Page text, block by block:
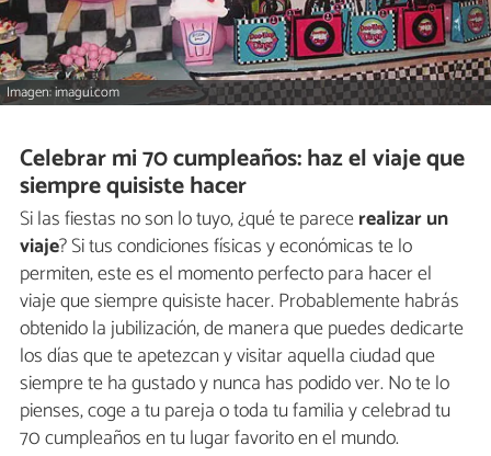
Imagen: imagui.com
Celebrar mi 70 cumpleaños: haz el viaje que
siempre quisiste hacer
Si las fiestas no son lo tuyo, ¿qué te parecerealizar un
viaje? Si tus condiciones físicas y económicas te lo
permiten, este es el momento perfecto para hacer el
viaje que siempre quisiste hacer. Probablemente habrás
obtenido la jubilización, de manera que puedes dedicarte
los días que te apetezcan y visitar aquella ciudad que
siempre te ha gustado y nunca has podido ver. No te lo
pienses, coge a tu pareja o toda tu familia y celebrad tu
70 cumpleaños en tu lugar favorito en el mundo.